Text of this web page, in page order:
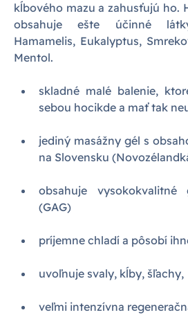
kĺbového mazu a zahusťujú ho.
obsahuje ešte účinné
Hamamelis, Eukalyptus,
Mentol.
skladné malé balenie,
sebou hocikde a mať tak
jediný masážny gél s
na Slovensku
obsahuje vysokokvalitné
(GAG)
príjemne chladí a pôsobí
uvoľnuje svaly, kĺby, šľachy,
veľmi intenzívna